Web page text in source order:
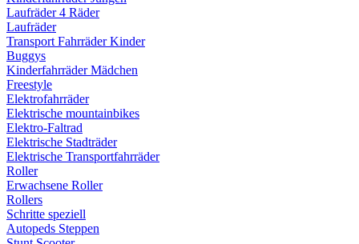
Laufräder 4 Räder
Laufräder
Transport Fahrräder Kinder
Buggys
Kinderfahrräder Mädchen
Freestyle
Elektrofahrräder
Elektrische mountainbikes
Elektro-Faltrad
Elektrische Stadträder
Elektrische Transportfahrräder
Roller
Erwachsene Roller
Rollers
Schritte speziell
Autopeds Steppen